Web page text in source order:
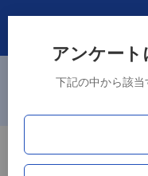
アンケート
下記の中から該当
庁所在地である津市、山口